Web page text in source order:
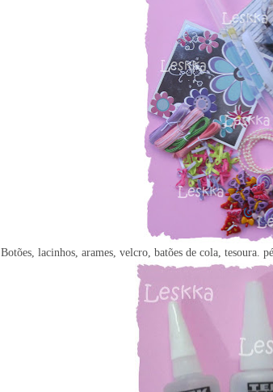
Botões, lacinhos, arames, velcro, batões de cola, tesoura.